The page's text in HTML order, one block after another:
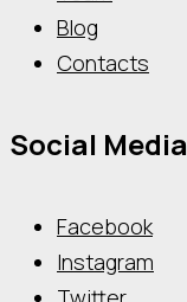
Blog
Contacts
Social Media
Facebook
Instagram